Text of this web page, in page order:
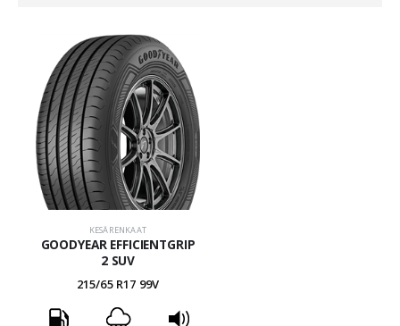
KESÄRENKAAT
GOODYEAR EFFICIENTGRIP
2 SUV
215/65 R17 99V